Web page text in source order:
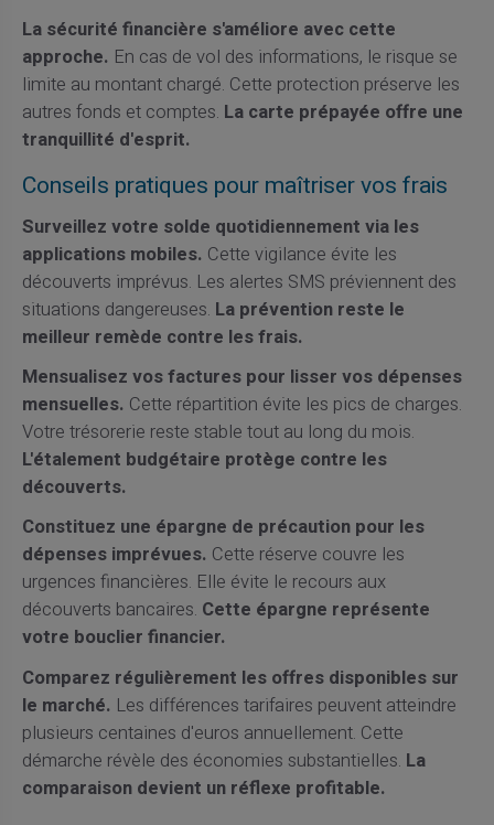
La sécurité financière s'améliore avec cette
approche. En cas de vol des informations, le risque se
limite au montant chargé. Cette protection préserve les
autres fonds et comptes. La carte prépayée offre une
tranquillité d'esprit.
Conseils pratiques pour maîtriser vos frais
Surveillez votre solde quotidiennement via les
applications mobiles. Cette vigilance évite les
découverts imprévus. Les alertes SMS préviennent des
situations dangereuses. La prévention reste le
meilleur remède contre les frais.
Mensualisez vos factures pour lisser vos dépenses
mensuelles. Cette répartition évite les pics de charges.
Votre trésorerie reste stable tout au long du mois.
L'étalement budgétaire protège contre les
découverts.
Constituez une épargne de précaution pour les
dépenses imprévues. Cette réserve couvre les
urgences financières. Elle évite le recours aux
découverts bancaires. Cette épargne représente
votre bouclier financier.
Comparez régulièrement les offres disponibles sur
le marché. Les différences tarifaires peuvent atteindre
plusieurs centaines d'euros annuellement. Cette
démarche révèle des économies substantielles. La
comparaison devient un réflexe profitable.